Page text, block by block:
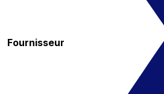
Fournisseur